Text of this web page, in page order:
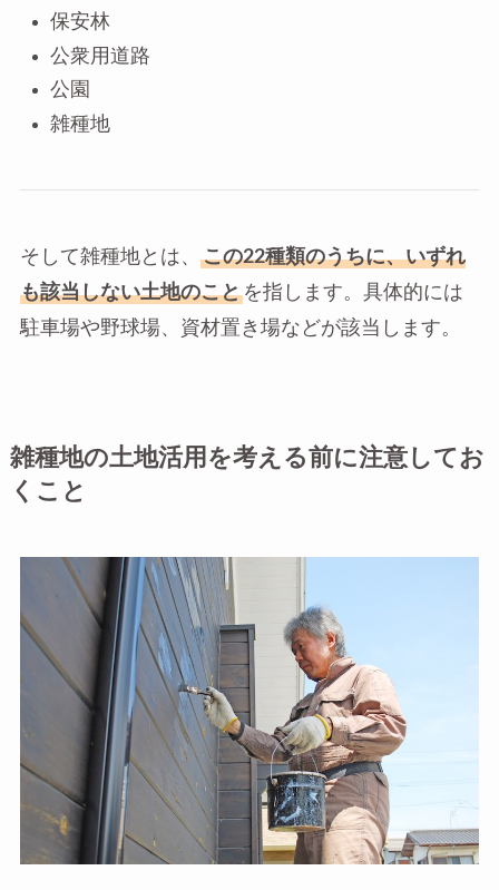
保安林
公衆用道路
公園
雑種地
そして雑種地とは、
この22種類のうちに、いずれ
も該当しない土地のことを指します。具体的には
駐車場や野球場、資材置き場などが該当します。
雑種地の土地活用を考える前に注意してお
くこと